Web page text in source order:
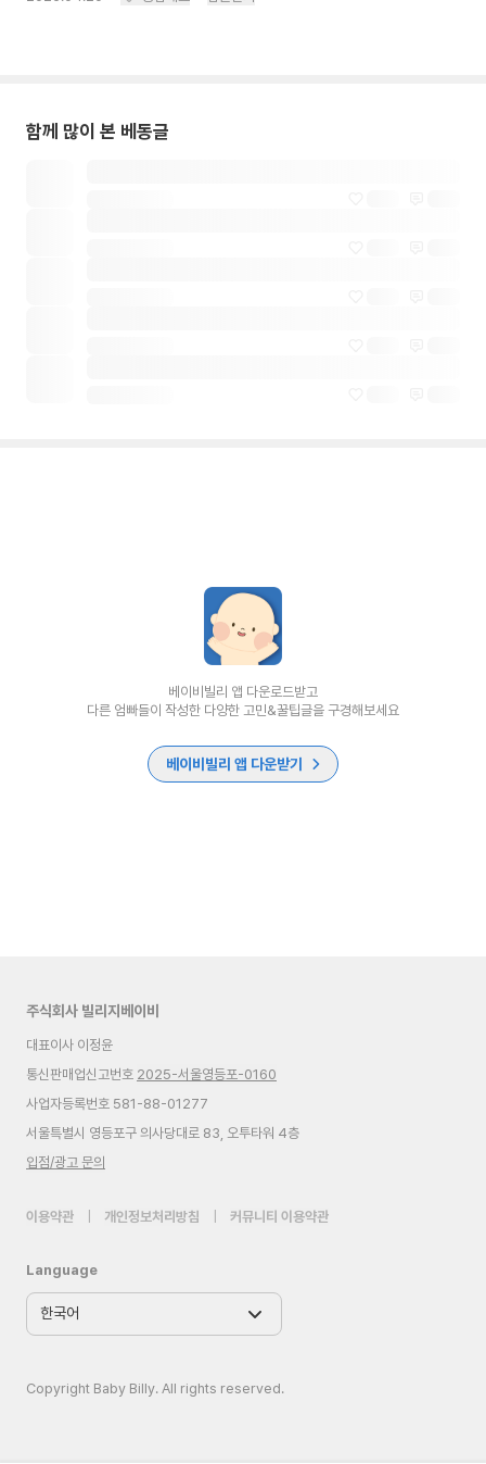
함께 많이 본 베동글
베이비빌리 앱 다운로드받고
다른 엄빠들이 작성한 다양한 고민&꿀팁글을 구경해보세요
베이비빌리 앱 다운받기
주식회사 빌리지베이비
대표이사 이정윤
통신판매업신고번호 2025-서울영등포-0160
사업자등록번호 581-88-01277
서울특별시 영등포구 의사당대로 83, 오투타워 4층
입점/광고 문의
이용약관 개인정보처리방침 커뮤니티 이용약관
Language
Copyright Baby Billy. All rights reserved.